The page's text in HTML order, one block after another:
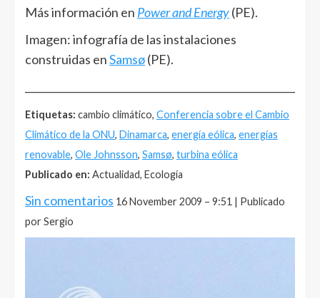
Más información en Power and Energy(PE).
Imagen: infografía de las instalaciones
construidas enSamsø(PE).
Etiquetas: cambio climático, Conferencia sobre el Cambio
Climático de la ONU, Dinamarca, energía eólica, energías
renovable, Ole Johnsson, Samsø, turbina eólica
Publicado en: Actualidad, Ecología
Sin comentarios 16 November 2009 – 9:51 | Publicado
por Sergio